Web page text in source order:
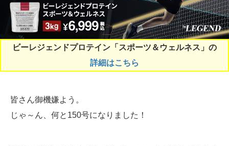
ビーレジェンドプロテイン「スポーツ＆ウェルネス」の
詳細はこちら
皆さん御機嫌よう。
じゃ～ん、何と150号になりました！